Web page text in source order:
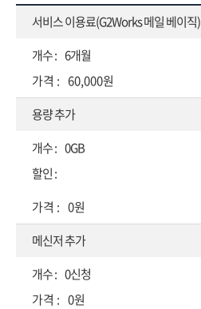
서비스 이용료(G2Works 메일 베이직)
6개월
60,000원
용량 추가
0GB
0원
메신저 추가
0신청
0원